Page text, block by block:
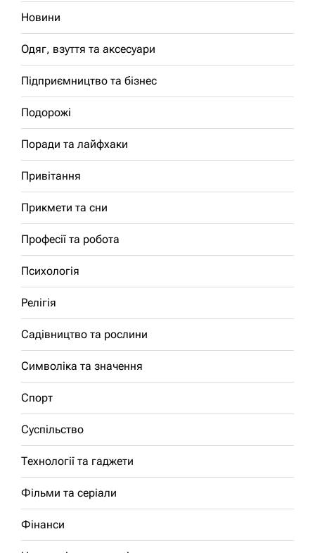
Новини
Одяг, взуття та аксесуари
Підприємництво та бізнес
Подорожі
Поради та лайфхаки
Привітання
Прикмети та сни
Професії та робота
Психологія
Релігія
Садівництво та рослини
Символіка та значення
Спорт
Суспільство
Технології та гаджети
Фільми та серіали
Фінанси